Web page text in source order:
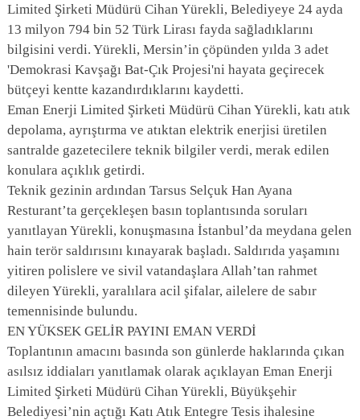
Limited Şirketi Müdürü Cihan Yürekli, Belediyeye 24 ayda
13 milyon 794 bin 52 Türk Lirası fayda sağladıklarını
bilgisini verdi. Yürekli, Mersin’in çöpünden yılda 3 adet
'Demokrasi Kavşağı Bat-Çık Projesi'ni hayata geçirecek
bütçeyi kentte kazandırdıklarını kaydetti.
Eman Enerji Limited Şirketi Müdürü Cihan Yürekli, katı atık
depolama, ayrıştırma ve atıktan elektrik enerjisi üretilen
santralde gazetecilere teknik bilgiler verdi, merak edilen
konulara açıklık getirdi.
Teknik gezinin ardından Tarsus Selçuk Han Ayana
Resturant’ta gerçekleşen basın toplantısında soruları
yanıtlayan Yürekli, konuşmasına İstanbul’da meydana gelen
hain terör saldırısını kınayarak başladı. Saldırıda yaşamını
yitiren polislere ve sivil vatandaşlara Allah’tan rahmet
dileyen Yürekli, yaralılara acil şifalar, ailelere de sabır
temennisinde bulundu.
EN YÜKSEK GELİR PAYINI EMAN VERDİ
Toplantının amacını basında son günlerde haklarında çıkan
asılsız iddiaları yanıtlamak olarak açıklayan Eman Enerji
Limited Şirketi Müdürü Cihan Yürekli, Büyükşehir
Belediyesi’nin açtığı Katı Atık Entegre Tesis ihalesine